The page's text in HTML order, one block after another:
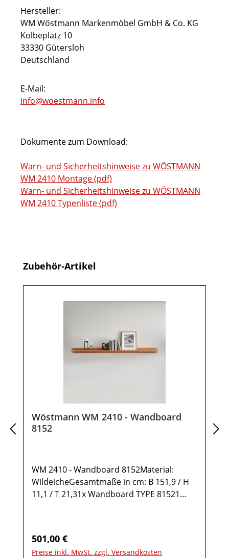
Hersteller:
WM Wöstmann Markenmöbel GmbH & Co. KG
Kolbeplatz 10
33330 Gütersloh
Deutschland
E-Mail:
info@woestmann.info
Dokumente zum Download:
Warn- und Sicherheitshinweise zu WÖSTMANN
WM 2410 Montage (pdf)
Warn- und Sicherheitshinweise zu WÖSTMANN
WM 2410 Typenliste (pdf)
Produktgalerie überspringen
Zubehör-Artikel
Wöstmann WM 2410 - Wandboard
8152
WM 2410 - Wandboard 8152Material:
WildeicheGesamtmaße in cm: B 151,9 / H
11,1 / T 21,31x Wandboard TYPE 81521
verschiedenen Bildschirmen abweichen.
Deko oder andere Beimöbel sind nicht
Regulärer Preis:
501,00 €
Preise inkl. MwSt. zzgl. Versandkosten